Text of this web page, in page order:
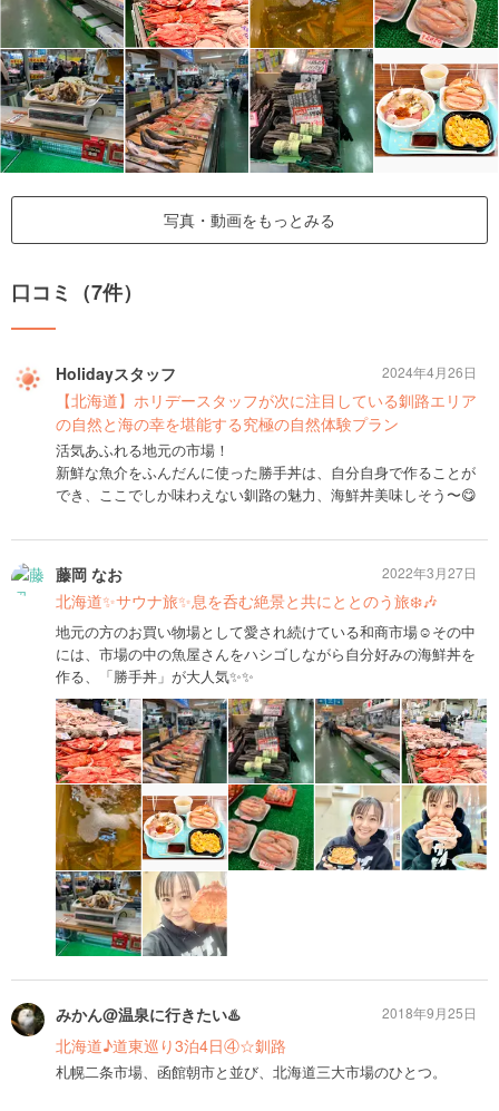
写真・動画をもっとみる
口コミ（7件）
Holidayスタッフ
【北海道】ホリデースタッフが次に注目している釧路エリア
の自然と海の幸を堪能する究極の自然体験プラン
活気あふれる地元の市場！
新鮮な魚介をふんだんに使った勝手丼は、自分自身で作ることが
でき、ここでしか味わえない釧路の魅力、海鮮丼美味しそう〜😋
2024年4月26日
藤岡 なお
北海道✨サウナ旅✨息を呑む絶景と共にととのう旅❄️🎶
地元の方のお買い物場として愛され続けている和商市場☺️その中
には、市場の中の魚屋さんをハシゴしながら自分好みの海鮮丼を
作る、「勝手丼」が大人気✨✨
2022年3月27日
みかん@温泉に行きたい♨️
北海道♪道東巡り3泊4日④☆釧路
札幌二条市場、函館朝市と並び、北海道三大市場のひとつ。
2018年9月25日